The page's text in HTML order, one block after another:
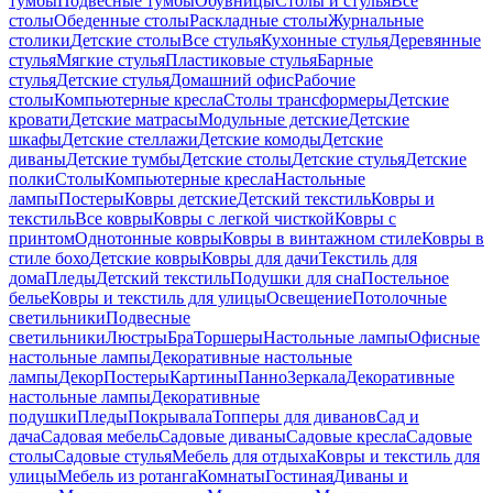
столыОбеденные столыРаскладные столыЖурнальные
столикиДетские столыВсе стульяКухонные стульяДеревянные
стульяМягкие стульяПластиковые стульяБарные
стульяДетские стульяДомашний офисРабочие
столыКомпьютерные креслаСтолы трансформерыДетские
кроватиДетские матрасыМодульные детскиеДетские
шкафыДетские стеллажиДетские комодыДетские
диваныДетские тумбыДетские столыДетские стульяДетские
полкиСтолыКомпьютерные креслаНастольные
лампыПостерыКовры детскиеДетский текстильКовры и
текстильВсе коврыКовры с легкой чисткойКовры с
принтомОднотонные коврыКовры в винтажном стилеКовры в
стиле бохоДетские коврыКовры для дачиТекстиль для
домаПледыДетский текстильПодушки для снаПостельное
бельеКовры и текстиль для улицыОсвещениеПотолочные
светильникиПодвесные
светильникиЛюстрыБраТоршерыНастольные лампыОфисные
настольные лампыДекоративные настольные
лампыДекорПостерыКартиныПанноЗеркалаДекоративные
настольные лампыДекоративные
подушкиПледыПокрывалаТопперы для дивановСад и
дачаСадовая мебельСадовые диваныСадовые креслаСадовые
столыСадовые стульяМебель для отдыхаКовры и текстиль для
улицыМебель из ротангаКомнатыГостинаяДиваны и